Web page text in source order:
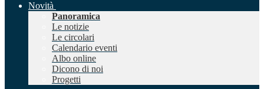
Novità
Panoramica
Le notizie
Le circolari
Calendario eventi
Albo online
Dicono di noi
Progetti